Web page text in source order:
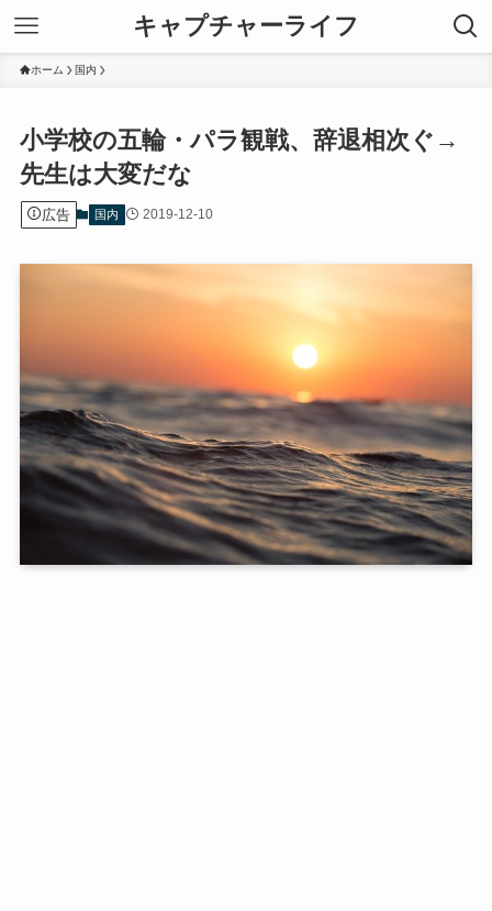
キャプチャーライフ
ホーム 国内
小学校の五輪・パラ観戦、辞退相次ぐ→
先生は大変だな
広告 国内 2019-12-10